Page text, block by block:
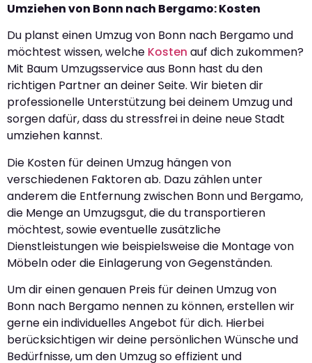
Umziehen von Bonn nach Bergamo: Kosten
Du planst einen Umzug von Bonn nach Bergamo und
möchtest wissen, welche Kosten auf dich zukommen?
Mit Baum Umzugsservice aus Bonn hast du den
richtigen Partner an deiner Seite. Wir bieten dir
professionelle Unterstützung bei deinem Umzug und
sorgen dafür, dass du stressfrei in deine neue Stadt
umziehen kannst.
Die Kosten für deinen Umzug hängen von
verschiedenen Faktoren ab. Dazu zählen unter
anderem die Entfernung zwischen Bonn und Bergamo,
die Menge an Umzugsgut, die du transportieren
möchtest, sowie eventuelle zusätzliche
Dienstleistungen wie beispielsweise die Montage von
Möbeln oder die Einlagerung von Gegenständen.
Um dir einen genauen Preis für deinen Umzug von
Bonn nach Bergamo nennen zu können, erstellen wir
gerne ein individuelles Angebot für dich. Hierbei
berücksichtigen wir deine persönlichen Wünsche und
Bedürfnisse, um den Umzug so effizient und